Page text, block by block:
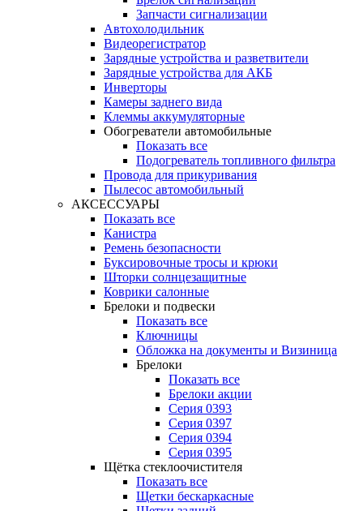
Запчасти сигнализации
Автохолодильник
Видеорегистратор
Зарядные устройства и разветвители
Зарядные устройства для АКБ
Инверторы
Камеры заднего вида
Клеммы аккумуляторные
Обогреватели автомобильные
Показать все
Подогреватель топливного фильтра
Провода для прикуривания
Пылесос автомобильный
АКСЕССУАРЫ
Показать все
Канистра
Ремень безопасности
Буксировочные тросы и крюки
Шторки солнцезащитные
Коврики салонные
Брелоки и подвески
Показать все
Ключницы
Обложка на документы и Визиница
Брелоки
Показать все
Брелоки акции
Серия 0393
Серия 0397
Серия 0394
Серия 0395
Щётка стеклоочистителя
Показать все
Щетки бескаркасные